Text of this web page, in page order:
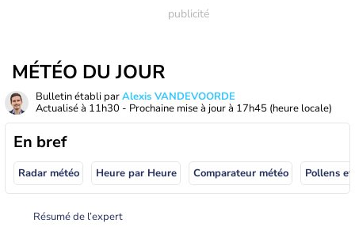
MÉTÉO DU JOUR
Bulletin établi parAlexis VANDEVOORDE
Actualisé à 11h30 - Prochaine mise à jour à 17h45 (heure locale)
En bref
Radar météo Heure par Heure Comparateur météo Pollens
Résumé de l’expert